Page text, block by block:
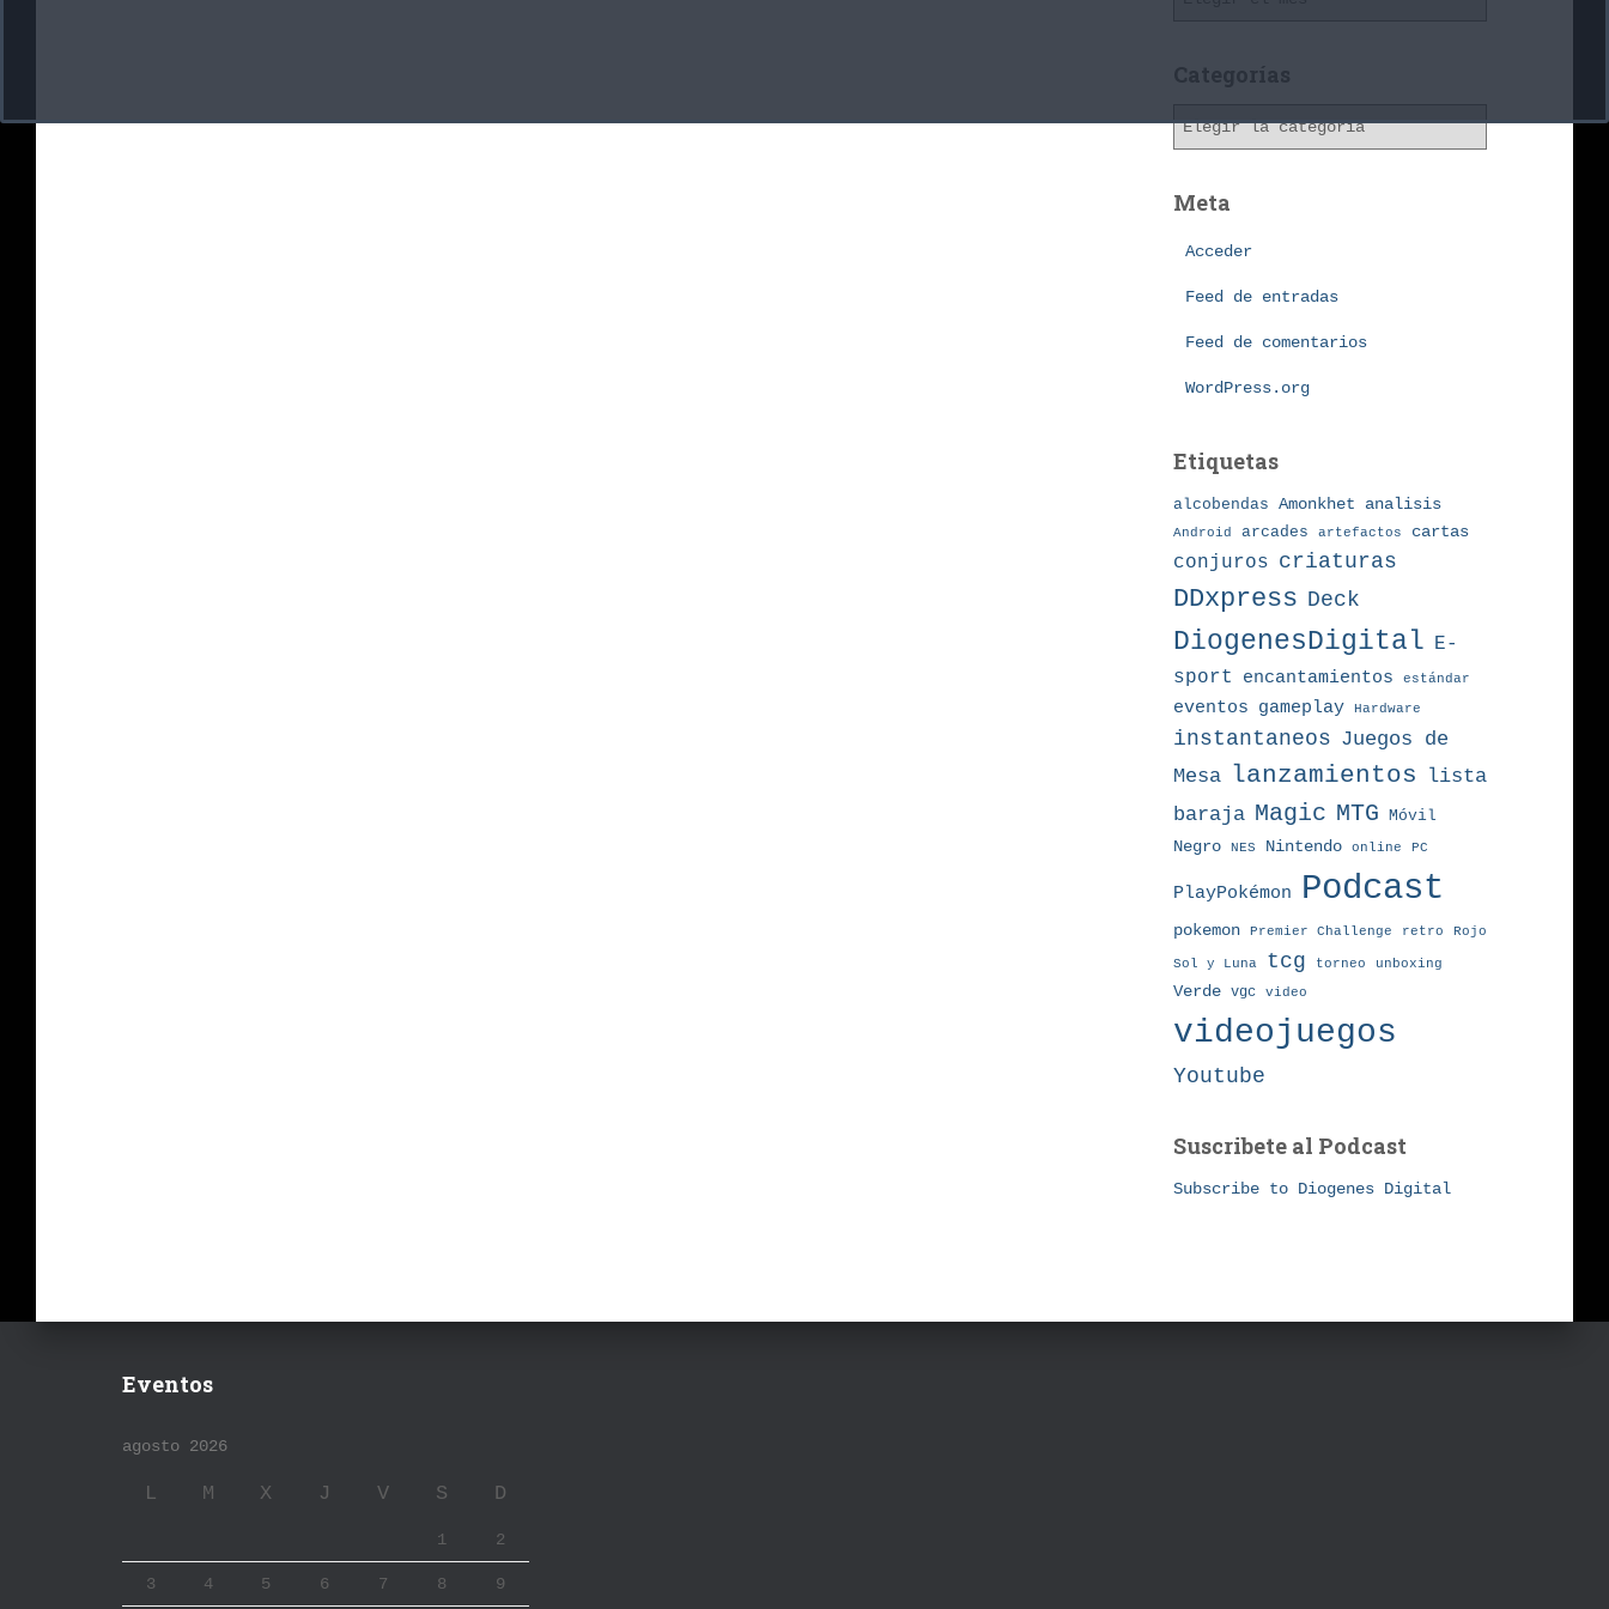
h
v
o
Categorías
C
e
Meta
Acceder
Feed de entradas
Feed de comentarios
WordPress.org
Etiquetas
alcobendas Amonkhet analisis
Android arcades artefactos cartas
conjuros criaturas
DDxpress Deck
DiogenesDigital E-
sport
encantamientos estándar
eventos gameplay Hardware
instantaneos Juegos de
Mesa
lanzamientos
lista
baraja Magic MTG Móvil
Negro
NES Nintendo online PC
PlayPokémon Podcast
pokemon Premier Challenge retro Rojo
Sol y Luna tcg torneo unboxing
Verde vgc video
videojuegos
Youtube
Suscribete al Podcast
Subscribe to Diogenes Digital
Eventos
agosto 2026
L M X J V S D
1 2
3 4 5 6 7 8 9